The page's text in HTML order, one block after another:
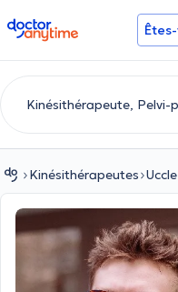
doctoranytime
Kinésithérapeutes Uccle